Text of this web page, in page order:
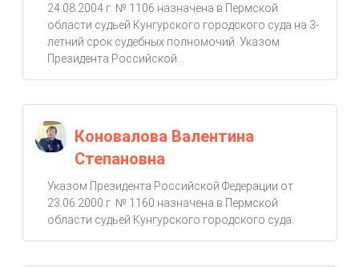
24.08.2004 г. № 1106 назначена в Пермской
области судьей Кунгурского городского суда на 3-
летний срок судебных полномочий. Указом
Президента Российской...
Коновалова Валентина
Степановна
Указом Президента Российской Федерации от
23.06.2000 г. № 1160 назначена в Пермской
области судьей Кунгурского городского суда.